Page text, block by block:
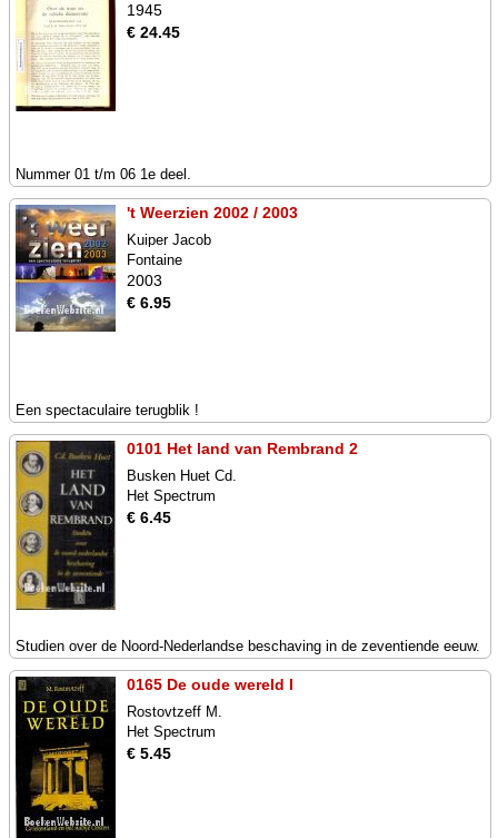
1945
€ 24.45
Nummer 01 t/m 06 1e deel.
't Weerzien 2002 / 2003
Kuiper Jacob
Fontaine
2003
€ 6.95
Een spectaculaire terugblik !
0101 Het land van Rembrand 2
Busken Huet Cd.
Het Spectrum
€ 6.45
Studien over de Noord-Nederlandse beschaving in de zeventiende eeuw.
0165 De oude wereld I
Rostovtzeff M.
Het Spectrum
€ 5.45